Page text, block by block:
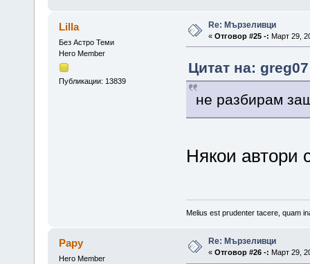
Lilla
Без Астро Теми
Hero Member
Публикации: 13839
Re: Мързеливци
« Отговор #25 -: Март 29,
Цитат на:
не разбирам
Някои автори
Melius est prudenter tacere, quam
Papy
Hero Member
Re: Мързеливци
« Отговор #26 -: Март 29,